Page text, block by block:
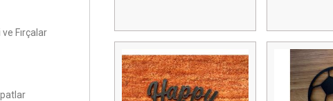
Fırçalar